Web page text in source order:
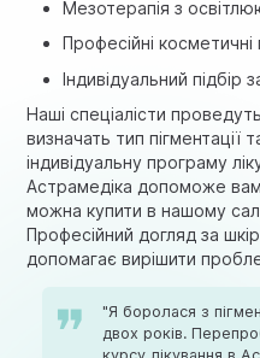
Мезотерапія з
Професійні
Індивідуальний
Наші спеціалісти
визначать тип пігментації
індивідуальну програму
Астрамедiка допоможе вам
можна купити в нашому
Професійний догляд за
допомагає вирішити
"Я боролася з
двох років.